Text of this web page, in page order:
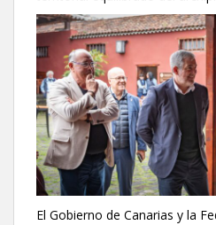
El Gobierno de Canarias y la